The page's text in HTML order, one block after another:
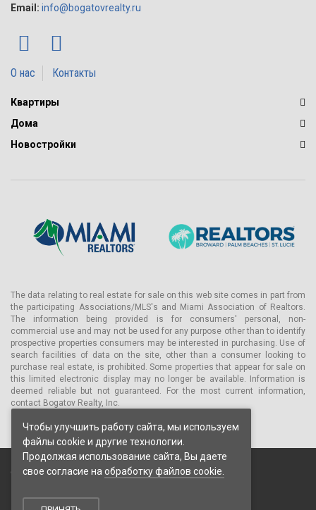
Email: info@bogatovrealty.ru
О нас Контакты
Квартиры
Дома
Новостройки
The data relating to real estate for sale on this web site comes in part from
the participating Associations/MLS's and Miami Association of Realtors.
The information being provided is for consumers' personal, non-
commercial use and may not be used for any purpose other than to identify
prospective properties consumers may be interested in purchasing. Use of
search facilities of data on the site, other than a consumer looking to
purchase real estate, is prohibited. Some properties that appear for sale on
this limited electronic display may no longer be available. Information is
deemed reliable but not guaranteed. For the most current information,
contact Bogatov Realty, Inc.
Чтобы улучшить работу сайта, мы используем
файлы cookie и другие технологии.
Продолжая использование сайта, Вы даете
свое согласие на обработку файлов cookie.
© 2026 Bogatov Realty Inc. Все права защищены.
Политика конфиденциальности